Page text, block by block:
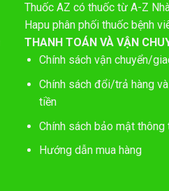
Thuốc AZ có thuốc từ A-Z
Hapu phân phối thuốc bệnh
THANH TOÁN VÀ VẬN
Chính sách vận chuyển/
Chính sách đổi/trả hàng
tiền
Chính sách bảo mật thông
Hướng dẫn mua hàng